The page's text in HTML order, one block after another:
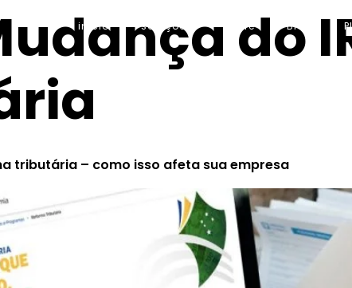
inicio soluções sobre Blog
do
tributária – como isso afeta sua empresa